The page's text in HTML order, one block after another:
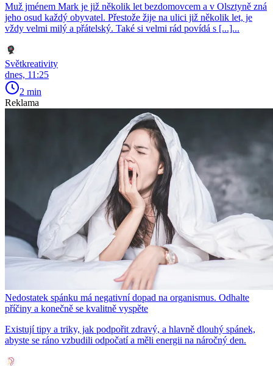
Muž jménem Mark je již několik let bezdomovcem a v Olsztyně zná
jeho osud každý obyvatel. Přestože žije na ulici již několik let, je
vždy velmi milý a přátelský. Také si velmi rád povídá s [...]...
Světkreativity
dnes, 11:25
2 min
Reklama
Nedostatek spánku má negativní dopad na organismus. Odhalte
příčiny a konečně se kvalitně vyspěte
Existují tipy a triky, jak podpořit zdravý, a hlavně dlouhý spánek,
abyste se ráno vzbudili odpočatí a měli energii na náročný den.